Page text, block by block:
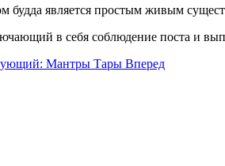
будда является простым живым
в себя соблюдение поста и
Мантры Тары Вперед